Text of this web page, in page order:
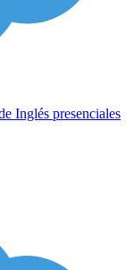
Inglés presenciales